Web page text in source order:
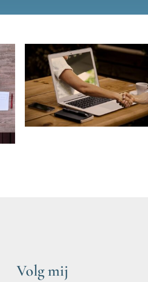
HELP!!! Een journalist! Of…
Help een journalist! – deel 1
Nieuws
Volg mij